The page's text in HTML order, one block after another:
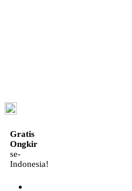
Gratis
Ongkir
se-
Indonesia!